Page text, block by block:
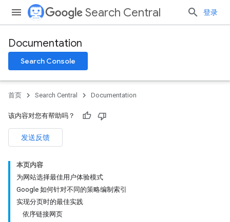
Search Central 登录
Documentation
Search Console
首页 Search Central Documentation
该内容对您有帮助吗？
发送反馈
本页内容
为网站选择最佳用户体验模式
Google 如何针对不同的策略编制索引
实现分页时的最佳实践
依序链接网页